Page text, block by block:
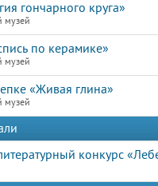
гончарного круга»
музей
по керамике»
музей
«Живая глина»
музей
конкурс